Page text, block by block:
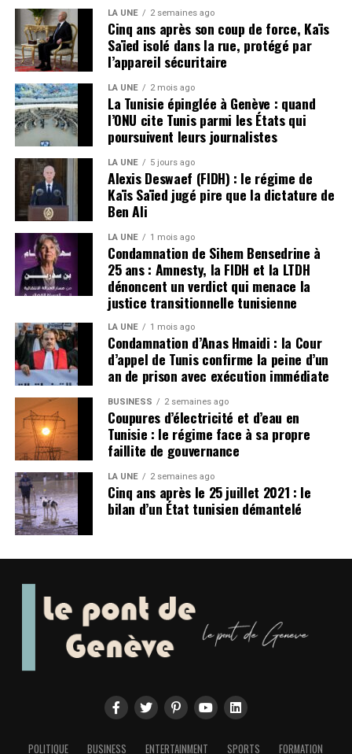
LA UNE 2 semaines ago
Cinq ans après son coup de force, Kaïs
Saïed isolé dans la rue, protégé par
l’appareil sécuritaire
LA UNE 2 mois ago
La Tunisie épinglée à Genève : quand
l’ONU cite Tunis parmi les États qui
poursuivent leurs journalistes
LA UNE 5 jours ago
Alexis Deswaef (FIDH) : le régime de
Kaïs Saïed jugé pire que la dictature de
Ben Ali
LA UNE 1 mois ago
Condamnation de Sihem Bensedrine à
25 ans : Amnesty, la FIDH et la LTDH
dénoncent un verdict qui menace la
justice transitionnelle tunisienne
LA UNE 1 mois ago
Condamnation d’Anas Hmaidi : la Cour
d’appel de Tunis confirme la peine d’un
an de prison avec exécution immédiate
BUSINESS 2 semaines ago
Coupures d’électricité et d’eau en
Tunisie : le régime face à sa propre
faillite de gouvernance
LA UNE 2 semaines ago
Cinq ans après le 25 juillet 2021 : le
bilan d’un État tunisien démantelé
POLITIQUE BUSINESS ENTERTAINMENT SPORTS FORMATION